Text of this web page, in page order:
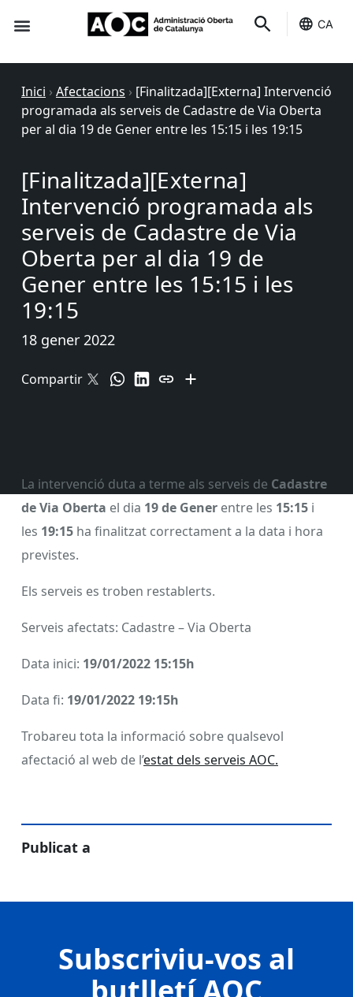
CA
Inici › Afectacions › [Finalitzada][Externa] Intervenció
programada als serveis de Cadastre de Via Oberta
per al dia 19 de Gener entre les 15:15 i les 19:15
[Finalitzada][Externa]
Intervenció programada als
serveis de Cadastre de Via
Oberta per al dia 19 de
Gener entre les 15:15 i les
19:15
18 gener 2022
Compartir
La intervenció duta a terme als serveis de Cadastre
de Via Oberta el dia 19 de Gener entre les 15:15 i
les 19:15 ha finalitzat correctament a la data i hora
previstes.
Els serveis es troben restablerts.
Serveis afectats: Cadastre – Via Oberta
Data inici: 19/01/2022 15:15h
Data fi: 19/01/2022 19:15h
Trobareu tota la informació sobre qualsevol
afectació al web de l’estat dels serveis AOC.
Publicat a
Subscriviu-vos al